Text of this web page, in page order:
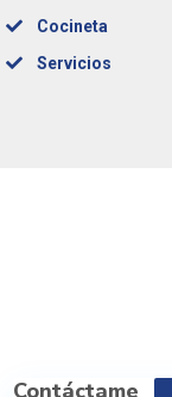
Cocineta
Servicios
Contáctame